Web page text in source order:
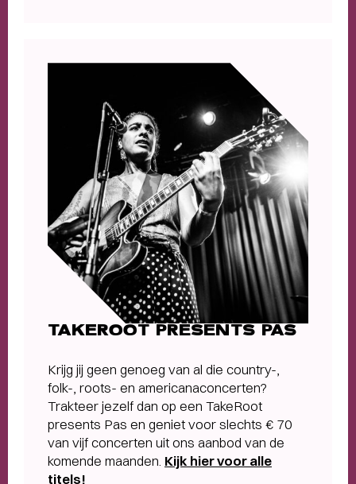
TAKEROOT PRESENTS PAS
Krijg jij geen genoeg van al die country-,
folk-, roots- en americanaconcerten?
Trakteer jezelf dan op een TakeRoot
presents Pas en geniet voor slechts € 70
van vijf concerten uit ons aanbod van de
komende maanden. Kijk hier voor alle
titels!